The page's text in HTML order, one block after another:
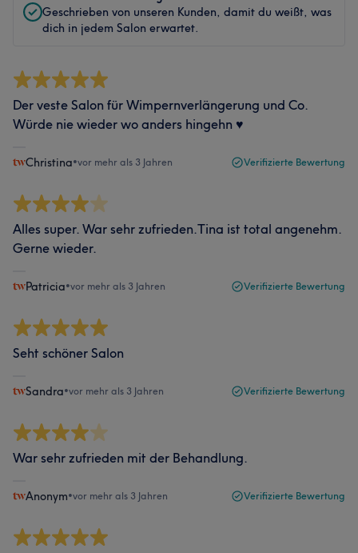
Geschrieben von unseren Kunden, damit du weißt, was
dich in jedem Salon erwartet.
Der veste Salon für Wimpernverlängerung und Co.
Würde nie wieder wo anders hingehn ♥️
Christina•vor mehr als 3 Jahren Verifizierte Bewertung
Alles super. War sehr zufrieden.Tina ist total angenehm.
Gerne wieder.
Patricia•vor mehr als 3 Jahren Verifizierte Bewertung
Seht schöner Salon
Sandra•vor mehr als 3 Jahren Verifizierte Bewertung
War sehr zufrieden mit der Behandlung.
Anonym•vor mehr als 3 Jahren Verifizierte Bewertung